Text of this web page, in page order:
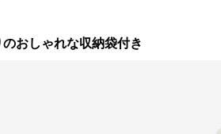
おしゃれな収納袋付き